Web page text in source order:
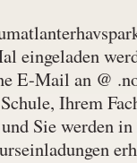
eingeladen
E-Mail an @
Ihrem
Sie werden